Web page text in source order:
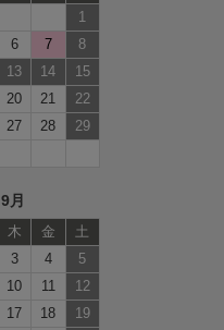
1
6 7
8
13 14
15
20 21
22
27 28
29
月
木 金
土
3 4
5
10 11
12
17 18
19